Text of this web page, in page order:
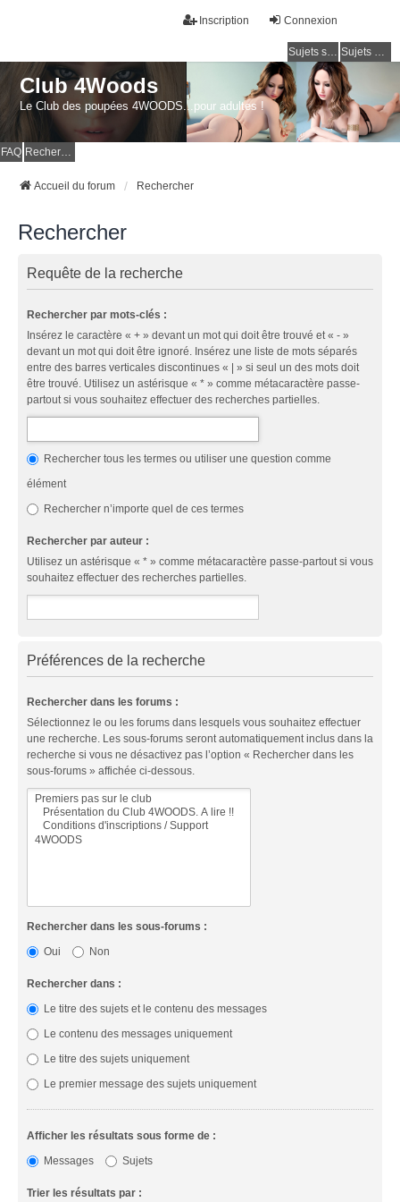
Connexion
Inscription
Sujets sans réponse Sujets actifs
Club 4Woods
Le Club des poupées 4WOODS...pour adultes !
FAQ
Accueil du forum Rechercher
Rechercher
Requête de la recherche
Rechercher par mots-clés :
Insérez le caractère « + » devant un mot qui doit être trouvé et « - »
devant un mot qui doit être ignoré. Insérez une liste de mots séparés
entre des barres verticales discontinues « | » si seul un des mots doit
être trouvé. Utilisez un astérisque « * » comme métacaractère passe-
partout si vous souhaitez effectuer des recherches partielles.
Rechercher tous les termes ou utiliser une question comme
élément
Rechercher n’importe quel de ces termes
Rechercher par auteur :
Utilisez un astérisque « * » comme métacaractère passe-partout si vous
souhaitez effectuer des recherches partielles.
Préférences de la recherche
Rechercher dans les forums :
Sélectionnez le ou les forums dans lesquels vous souhaitez effectuer
une recherche. Les sous-forums seront automatiquement inclus dans la
recherche si vous ne désactivez pas l’option « Rechercher dans les
sous-forums » affichée ci-dessous.
Rechercher dans les sous-forums :
Oui
Non
Rechercher dans :
Le titre des sujets et le contenu des messages
Le contenu des messages uniquement
Le titre des sujets uniquement
Le premier message des sujets uniquement
Afficher les résultats sous forme de :
Messages
Sujets
Trier les résultats par :